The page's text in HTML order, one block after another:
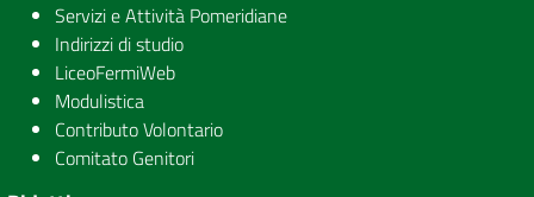
Servizi e Attività Pomeridiane
Indirizzi di studio
LiceoFermiWeb
Modulistica
Contributo Volontario
Comitato Genitori